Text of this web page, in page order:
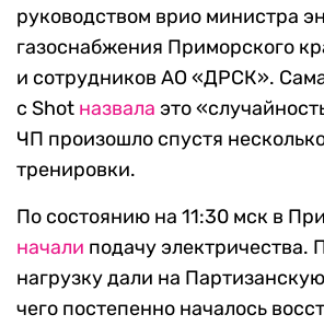
руководством врио министра
газоснабжения Приморского
и сотрудников АО «ДРСК».
с Shot назвала это
ЧП произошло спустя
тренировки.
По состоянию на 11:30 мск в
начали подачу
нагрузку дали на
чего постепенно началось